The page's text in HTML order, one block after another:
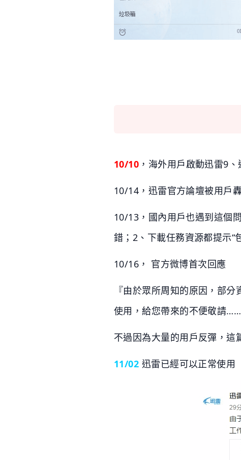
10/10 ，海外用戶啟動迅雷9
10/14，迅雷官方論壇被用戶
10/13，國內用戶也遇到這個
錯；2、下載任務資源都提示“
10/16， 官方微博首次回應
『由於眾所周知的原因，部
使用，給您帶來的不便敬請……
不過因為大量的用戶反彈，這
11/02 迅雷已經可以正常使用